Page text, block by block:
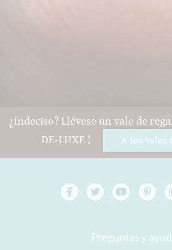
¿Indeciso? Llévese un vale de
DE-LUXE !
A los vales
Preguntas y